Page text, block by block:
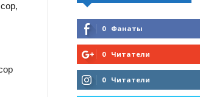
0 Фанаты
0 Читатели
0 Читатели